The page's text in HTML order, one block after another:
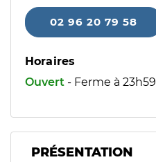
02 96 20 79 58
Horaires
Ouvert - Ferme à 23h59
PRÉSENTATION